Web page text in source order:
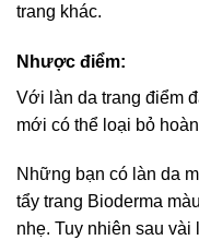
trang khác.
Nhược điểm:
Với làn da trang điểm
mới có thể loại bỏ
Những bạn có làn da
tẩy trang Bioderma
nhẹ. Tuy nhiên sau